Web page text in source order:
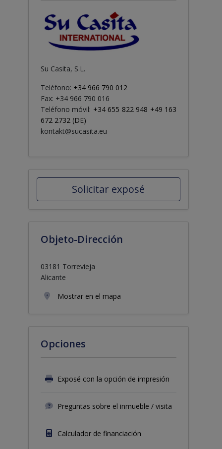
Su Casita, S.L.
Teléfono: +34 966 790 012
Fax: +34 966 790 016
Teléfono móvil: +34 655 822 948 +49 163
672 2732 (DE)
kontakt@sucasita.eu
Solicitar exposé
Objeto-Dirección
03181 Torrevieja
Alicante
Mostrar en el mapa
Opciones
Exposé con la opción de impresión
Preguntas sobre el inmueble / visita
Calculador de financiación